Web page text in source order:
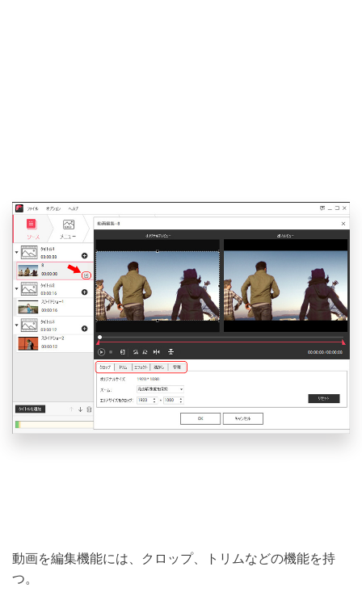
動画を編集機能には、クロップ、トリムなどの機能を持
つ。